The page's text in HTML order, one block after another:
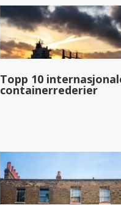
Topp 10
containerrederier